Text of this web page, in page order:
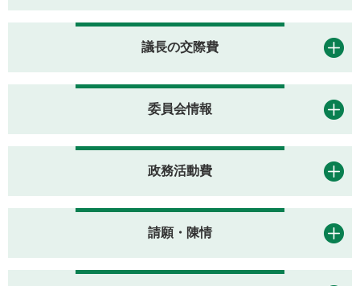
議長の交際費
委員会情報
政務活動費
請願・陳情